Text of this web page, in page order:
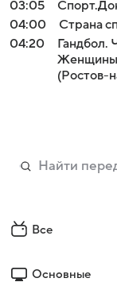
03:05
04:00
Страна
04:20
Гандбол.
(Ростов-
Все
Основные